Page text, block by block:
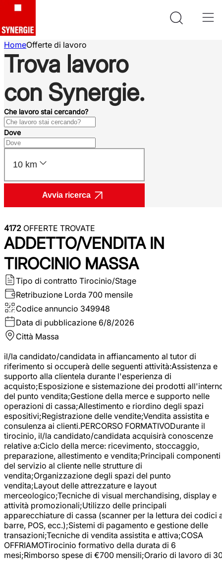
HomeOfferte di lavoro
Trova lavoro
con Synergie.
Che lavoro stai cercando?
Dove
10 km
Avvia ricerca
4172 OFFERTE TROVATE
ADDETTO/VENDITA IN
TIROCINIO MASSA
Tipo di contratto Tirocinio/Stage
Retribuzione Lorda 700 mensile
Codice annuncio 349948
Data di pubblicazione 6/8/2026
Città Massa
il/la candidato/candidata in affiancamento al tutor di
riferimento si occuperà delle seguenti attività:Assistenza e
supporto alla clientela durante l'esperienza di
acquisto;Esposizione e sistemazione dei prodotti
del punto vendita;Gestione della merce e supporto nelle
operazioni di cassa;Allestimento e riordino degli spazi
espositivi;Registrazione delle vendite;Vendita assistita e
consulenza ai clienti.PERCORSO FORMATIVODurante il
tirocinio, il/la candidato/candidata acquisirà conoscenze
relative a:Ciclo della merce: ricevimento, stoccaggio,
preparazione, allestimento e vendita;Principali componenti
del servizio al cliente nelle strutture di
vendita;Organizzazione degli spazi del punto
vendita;Layout delle attrezzature e layout
merceologico;Tecniche di visual merchandising, display e
attività promozionali;Utilizzo delle principali
apparecchiature di cassa (scanner per la lettura dei codici
barre, POS, ecc.);Sistemi di pagamento e gestione delle
transazioni;Tecniche di vendita assistita e attiva;COSA
OFFRIAMOTirocinio formativo della durata di 6
mesi;Rimborso spese di €700 mensili;Orario di lavoro di